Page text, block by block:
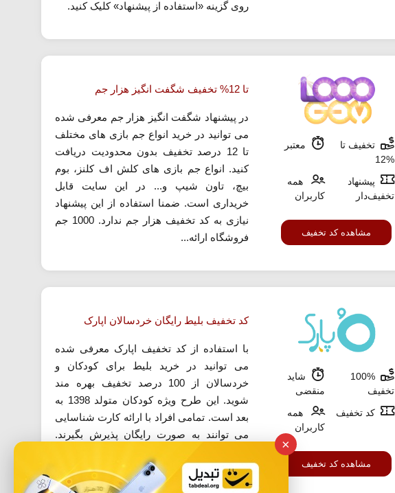
روی گزینه «استفاده از پیشنهاد» کلیک کنید.
تخفیف تا
%12
معتبر
پیشنهاد
تخفیف‌دار
همه
کاربران
مشاهده کد تخفیف
تا 12% تخفیف شگفت انگیز هزار جم
در پیشنهاد شگفت انگیز هزار جم معرفی شده
می توانید در خرید انواع جم بازی های مختلف
تا 12 درصد تخفیف بدون محدودیت دریافت
کنید. انواع جم بازی های کلش اف کلنز، بوم
بیچ، تاون شیپ و... در این سایت قابل
خریداری است. ضمنا استفاده از این پیشنهاد
نیازی به کد تخفیف هزار جم ندارد. 1000 جم
فروشگاه ارائه...
100%
تخفیف
شاید
منقضی
کد تخفیف
همه
کاربران
مشاهده کد تخفیف
کد تخفیف بلیط رایگان خردسالان اپارک
با استفاده از کد تخفیف اپارک معرفی شده
می توانید در خرید بلیط برای کودکان و
خردسالان از 100 درصد تخفیف بهره مند
شوید. این طرح ویژه کودکان متولد 1398 به
بعد است. تمامی افراد با ارائه کارت شناسایی
می توانند به صورت رایگان پذیرش بگیرند.
طرح محدود است.
×